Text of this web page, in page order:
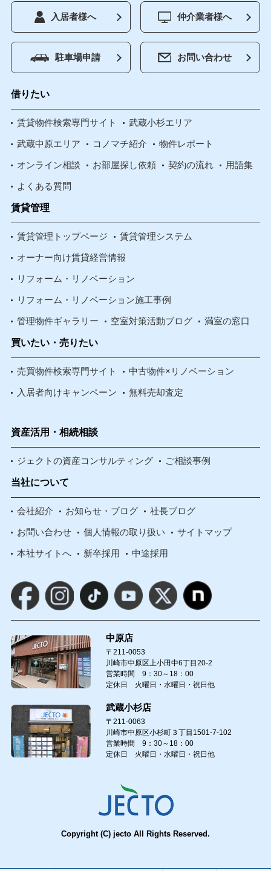
入居者様へ 仲介業者様へ
駐車場申請 お問い合わせ
借りたい
賃貸物件検索専門サイト 武蔵小杉エリア
武蔵中原エリア コノマチ紹介 物件レポート
オンライン相談 お部屋探し依頼 契約の流れ 用語集
よくある質問
賃貸管理
賃貸管理トップページ 賃貸管理システム
オーナー向け賃貸経営情報
リフォーム・リノベーション
リフォーム・リノベーション施工事例
管理物件ギャラリー 空室対策活動ブログ 満室の窓口
買いたい・売りたい
売買物件検索専門サイト 中古物件×リノベーション
入居者向けキャンペーン 無料売却査定
資産活用・相続相談
ジェクトの資産コンサルティング ご相談事例
当社について
会社紹介 お知らせ・ブログ 社長ブログ
お問い合わせ 個人情報の取り扱い サイトマップ
本社サイトへ 新卒採用 中途採用
中原店
〒211-0053
川崎市中原区上小田中6丁目20-2
営業時間 9：30～18：00
定休日 火曜日・水曜日・祝日他
武蔵小杉店
〒211-0063
川崎市中原区小杉町３丁目1501-7-102
営業時間 9：30～18：00
定休日 火曜日・水曜日・祝日他
Copyright (C) jecto All Rights Reserved.